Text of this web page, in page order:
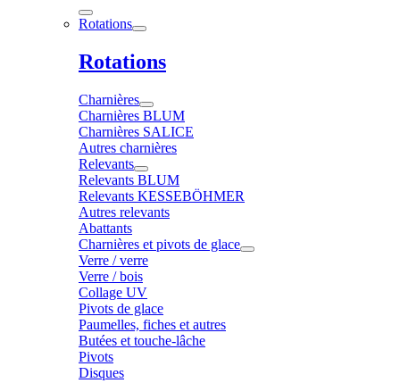
Rotations
Rotations
Charnières
Charnières BLUM
Charnières SALICE
Autres charnières
Relevants
Relevants BLUM
Relevants KESSEBÖHMER
Autres relevants
Abattants
Charnières et pivots de glace
Verre / verre
Verre / bois
Collage UV
Pivots de glace
Paumelles, fiches et autres
Butées et touche-lâche
Pivots
Disques